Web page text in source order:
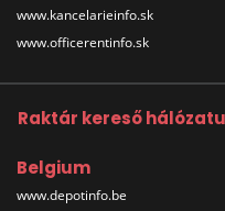
www.kancelarieinfo.sk
www.officerentinfo.sk
Raktár kereső
Belgium
www.depotinfo.be